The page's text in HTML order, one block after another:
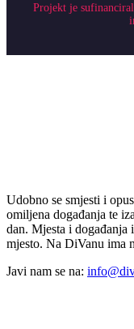
Projekt je
Udobno se smjesti i
omiljena događanja te
dan. Mjesta i događanja
mjesto. Na DiVanu ima
Javi nam se na: